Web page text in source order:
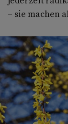
– sie machen